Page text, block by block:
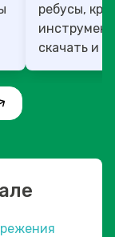
ребусы,
скачать и